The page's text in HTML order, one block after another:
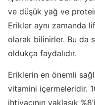
ve düşük yağ ve
Erikler aynı zamanda
olarak bilinirler. Bu da
oldukça faydalıdır.
Eriklerin en önemli
vitamini içermeleridir.
ihtiyacının yaklaşık